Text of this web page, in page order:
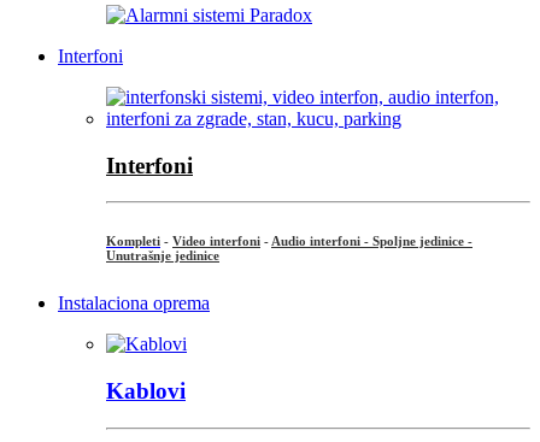
Interfoni
Interfoni
Kompleti - Video interfoni - Audio interfoni - Spoljne jedinice -
Unutrašnje jedinice
Instalaciona oprema
Kablovi